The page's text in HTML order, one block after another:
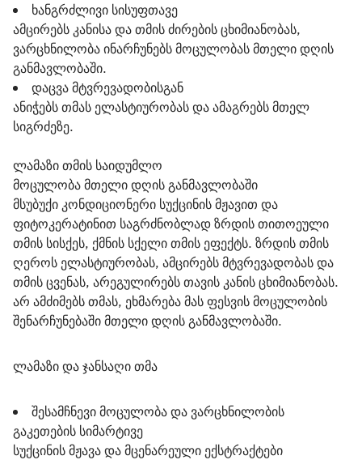
ხანგრძლივი სისუფთავე
ამცირებს კანისა და თმის ძირების ცხიმიანობას,
ვარცხნილობა ინარჩუნებს მოცულობას მთელი დღის
განმავლობაში.
დაცვა მტვრევადობისგან
ანიჭებს თმას ელასტიურობას და ამაგრებს მთელ
სიგრძეზე.
ლამაზი თმის საიდუმლო
მოცულობა მთელი დღის განმავლობაში
მსუბუქი კონდიციონერი სუქცინის მჟავით და
ფიტოკერატინით საგრძნობლად ზრდის თითოეული
თმის სისქეს, ქმნის სქელი თმის ეფექტს. ზრდის თმის
ღეროს ელასტიურობას, ამცირებს მტვრევადობას და
თმის ცვენას, არეგულირებს თავის კანის ცხიმიანობას.
არ ამძიმებს თმას, ეხმარება მას ფესვის მოცულობის
შენარჩუნებაში მთელი დღის განმავლობაში.
ლამაზი და ჯანსაღი თმა
შესამჩნევი მოცულობა და ვარცხნილობის
გაკეთების სიმარტივე
სუქცინის მჟავა და მცენარეული ექსტრაქტები